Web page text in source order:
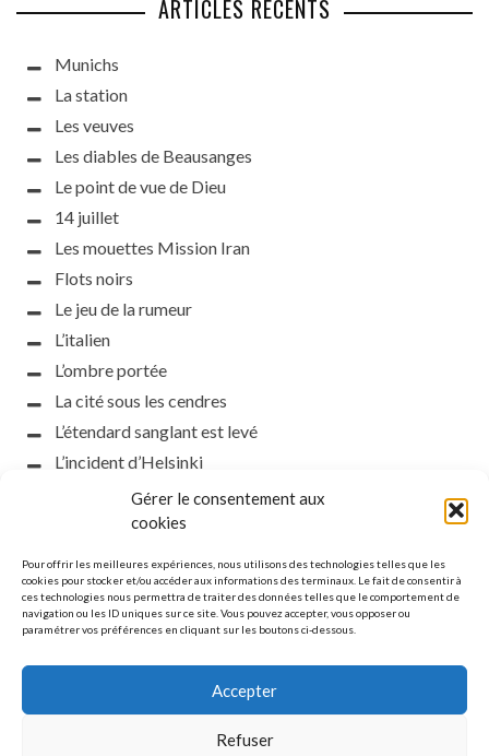
Gérer le consentement aux
cookies
Pour offrir les meilleures expériences, nous utilisons des technologies telles que les
cookies pour stocker et/ou accéder aux informations des terminaux. Le fait de consentir à
ces technologies nous permettra de traiter des données telles que le comportement de
navigation ou les ID uniques sur ce site. Vous pouvez accepter, vous opposer ou
paramétrer vos préférences en cliquant sur les boutons ci-dessous.
Accepter
Refuser
ARTICLES RÉCENTS
Munichs
La station
Les veuves
Les diables de Beausanges
Le point de vue de Dieu
14 juillet
Les mouettes Mission Iran
Flots noirs
Le jeu de la rumeur
L’italien
L’ombre portée
La cité sous les cendres
L’étendard sanglant est levé
L’incident d’Helsinki
la petite fasciste
Toutes les nuances de la nuit
Que s’obscurcissent le soleil et la lumière
Le silence